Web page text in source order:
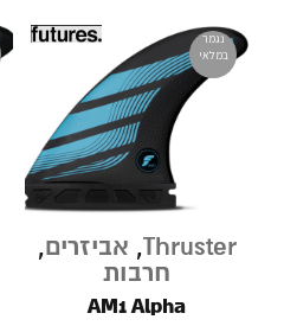
נגמר
במלאי
Thruster
, אביזרים,
חרבות
AM1 Alpha